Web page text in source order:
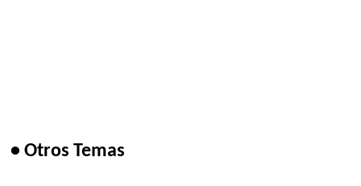
• Otros Temas